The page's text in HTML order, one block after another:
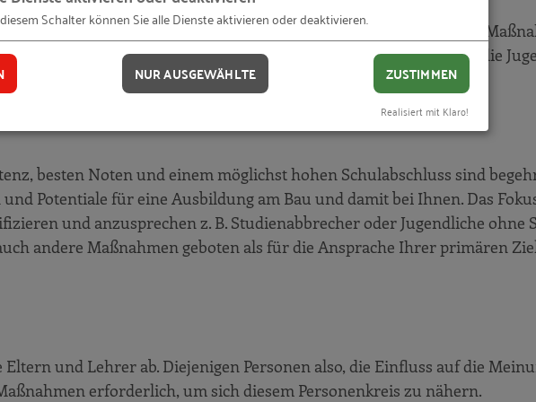
Relevanz und Authentizität
aktiven Bewerbersuche. Schülermarketing umfasst demnach alle
zu erreichen und zu gewinnen. Und zwar geht es um die
besten Noten und einem möglichst hohen Schulabschluss sind
Potentiale für eine Ausbildung am Bau und damit bei Ihnen. Das
und anzusprechen z. B. Studienabbrecher oder Jugendliche ohne
andere Maßnahmen geboten als für die Ansprache Ihrer primären
und Lehrer ab. Diejenigen Personen also, die Einfluss auf die
erforderlich, um sich diesem Personenkreis zu nähern.
Schalter können Sie alle Dienste aktivieren oder deaktivieren.
NUR AUSGEWÄHLTE ZUSTIMMEN
Realisiert mit Klaro!